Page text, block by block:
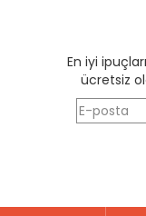
En iyi
ücretsiz